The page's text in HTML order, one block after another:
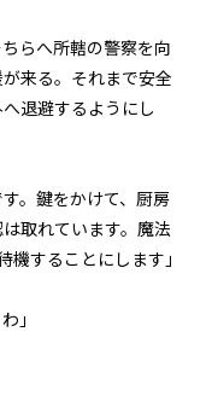
連続殺人鬼）』
連続殺人鬼）』
らへ所轄の警察を向
来る。それまで安全
退避するようにし
。鍵をかけて、厨房
取れています。魔法
することにします」
」